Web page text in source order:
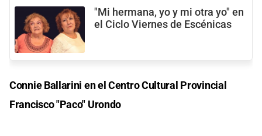
"Mi hermana, yo y mi otra yo" en
el Ciclo Viernes de Escénicas
Connie Ballarini en el Centro Cultural Provincial
Francisco "Paco" Urondo